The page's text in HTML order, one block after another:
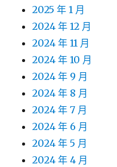
2025 年 1 月
2024 年 12 月
2024 年 11 月
2024 年 10 月
2024 年 9 月
2024 年 8 月
2024 年 7 月
2024 年 6 月
2024 年 5 月
2024 年 4 月